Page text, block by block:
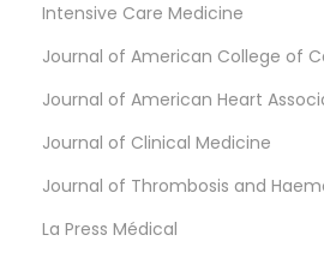
Intensive Care Medicine
Journal of American College of
Journal of American Heart
Journal of Clinical Medicine
Journal of Thrombosis and
La Press Médical